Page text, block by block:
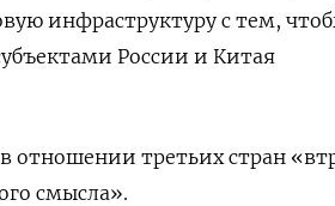
инфраструктуру с тем,
России и Китая
отношении третьих стран
смысла».